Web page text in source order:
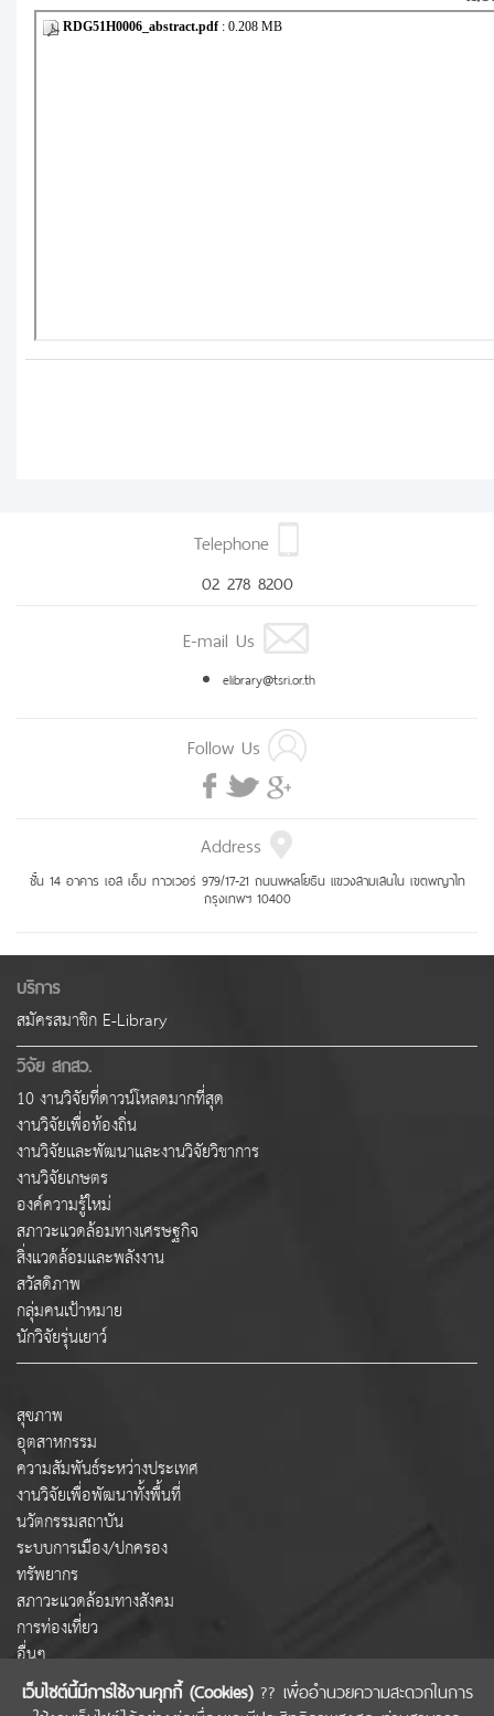
เว็บไซต์นี้มีการใช้งานคุกกี้ (Cookies)?? เพื่ออำนวยความสะดวกในการ
Telephone
02 278 8200
E-mail Us
elibrary@tsri.or.th
Follow Us
Address
ชั้น 14 อาคาร เอส เอ็ม ทาวเวอร์ 979/17-21 ถนนพหลโยธิน แขวงสามเสนใน เขตพญาไท
กรุงเทพฯ 10400
บริการ
สมัครสมาชิก E-Library
วิจัย สกสว.
10 งานวิจัยที่ดาวน์โหลดมากที่สุด
งานวิจัยเพื่อท้องถิ่น
งานวิจัยและพัฒนาและงานวิจัยวิชาการ
งานวิจัยเกษตร
องค์ความรู้ใหม่
สภาวะแวดล้อมทางเศรษฐกิจ
สิ่งแวดล้อมและพลังงาน
สวัสดิภาพ
กลุ่มคนเป้าหมาย
นักวิจัยรุ่นเยาว์
สุขภาพ
อุตสาหกรรม
ความสัมพันธ์ระหว่างประเทศ
งานวิจัยเพื่อพัฒนาทั้งพื้นที่
นวัตกรรมสถาบัน
ระบบการเมือง/ปกครอง
ทรัพยากร
สภาวะแวดล้อมทางสังคม
การท่องเที่ยว
อื่นๆ